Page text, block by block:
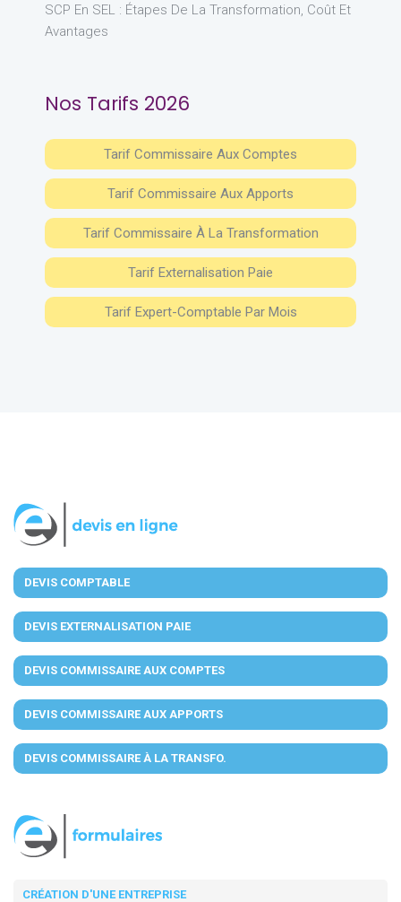
SCP En SEL : Étapes De La Transformation, Coût Et
Avantages
Nos Tarifs 2026
Tarif Commissaire Aux Comptes
Tarif Commissaire Aux Apports
Tarif Commissaire À La Transformation
Tarif Externalisation Paie
Tarif Expert-Comptable Par Mois
DEVIS COMPTABLE
DEVIS EXTERNALISATION PAIE
DEVIS COMMISSAIRE AUX COMPTES
DEVIS COMMISSAIRE AUX APPORTS
DEVIS COMMISSAIRE À LA TRANSFO.
CRÉATION D'UNE ENTREPRISE